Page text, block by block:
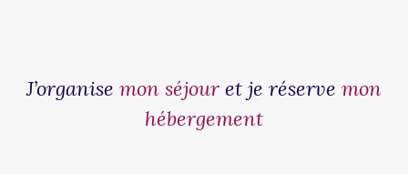
J’organise mon séjour et je réserve mon
hébergement